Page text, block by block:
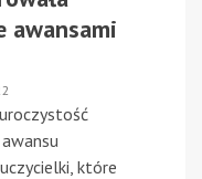
awansami
które